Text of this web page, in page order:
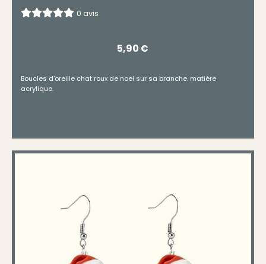
0 avis
5,90€
Boucles d'oreille chat roux de noel sur sa branche. matière
acrylique.